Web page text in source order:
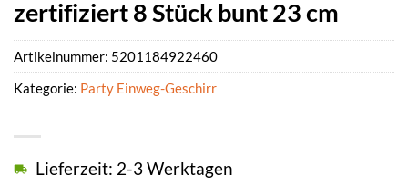
zertifiziert 8 Stück bunt 23 cm
Lieferzeit: 2-3 Werktagen
Artikelnummer: 5201184922460
Kategorie: Party Einweg-Geschirr